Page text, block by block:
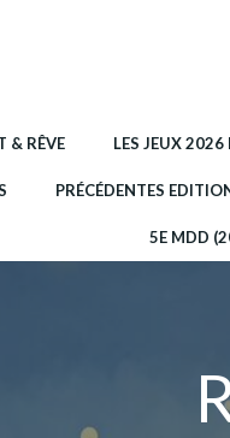
& RÊVE LES JEUX 2026
PRÉCÉDENTES
5E MDD